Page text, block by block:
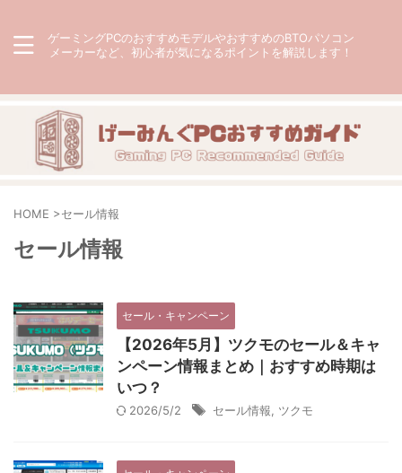
ゲーミングPCのおすすめモデルやおすすめのBTOパソコン
メーカーなど、初心者が気になるポイントを解説します！
HOME >セール情報
セール情報
セール・キャンペーン
【2026年5月】ツクモのセール＆キャ
ンペーン情報まとめ｜おすすめ時期は
いつ？
2026/5/2 セール情報 ツクモ